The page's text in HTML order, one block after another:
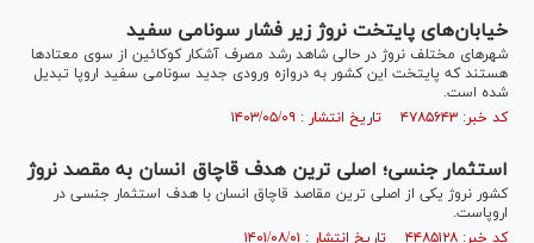
خیابان‌های پایتخت نروژ زیر فشار سونامی سفید
شهرهای مختلف نروژ در حالی شاهد رشد مصرف آشکار کوکائین از سوی معتادها
هستند که پایتخت این کشور به دروازه ورودی جدید سونامی سفید اروپا تبدیل
شده است.
کد خبر: ۴۷۸۵۶۴۳ تاریخ انتشار : ۱۴۰۳/۰۵/۰۹
استثمار جنسی؛ اصلی ترین هدف قاچاق انسان به مقصد نروژ
کشور نروژ یکی از اصلی ترین مقاصد قاچاق انسان با هدف استثمار جنسی در
اروپاست.
کد خبر: ۴۴۸۵۱۲۸ تاریخ انتشار : ۱۴۰۱/۰۸/۰۱